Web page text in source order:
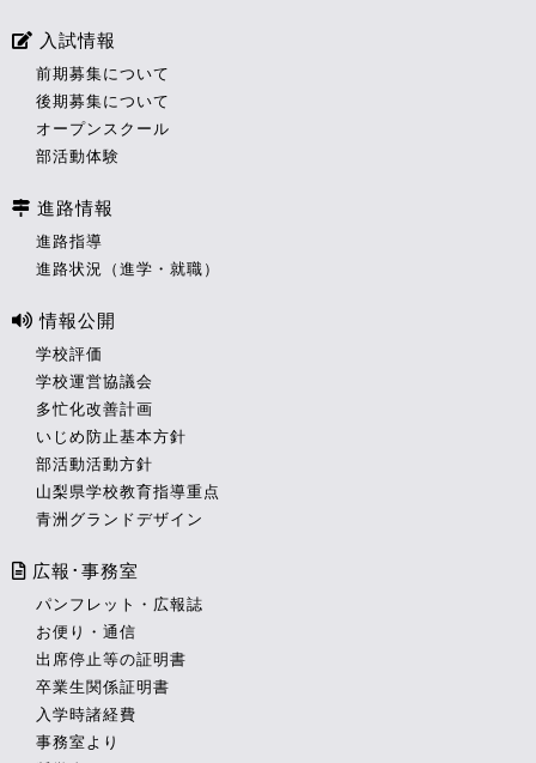
入試情報
前期募集について
後期募集について
オープンスクール
部活動体験
進路情報
進路指導
進路状況（進学・就職）
情報公開
学校評価
学校運営協議会
多忙化改善計画
いじめ防止基本方針
部活動活動方針
山梨県学校教育指導重点
青洲グランドデザイン
広報･事務室
パンフレット・広報誌
お便り・通信
出席停止等の証明書
卒業生関係証明書
入学時諸経費
事務室より